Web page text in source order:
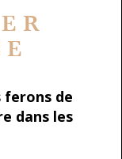
ferons de
dans les